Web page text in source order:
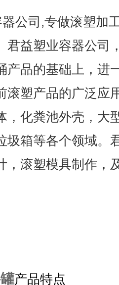
公司,专做滚塑加
君益塑业容器公司
产品的基础上，进
滚塑产品的广泛应
，化粪池外壳，大
圾箱等各个领域。
，滚塑模具制作，
产品特点